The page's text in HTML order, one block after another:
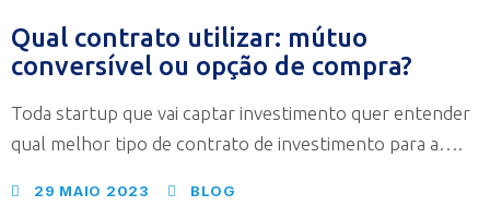
Qual contrato utilizar: mútuo
conversível ou opção de compra?
Toda startup que vai captar investimento quer entender
qual melhor tipo de contrato de investimento para a….
29 MAIO 2023 BLOG